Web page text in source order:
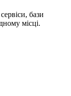
бази
місці.